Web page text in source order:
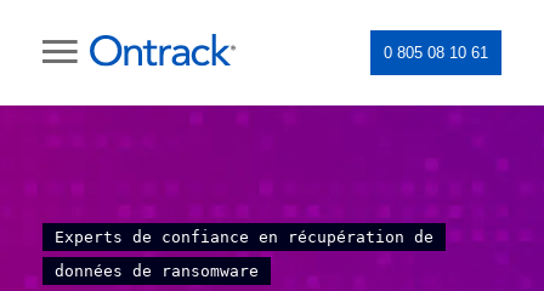
0 805 08 10 61
Experts de confiance en récupération de
données de ransomware